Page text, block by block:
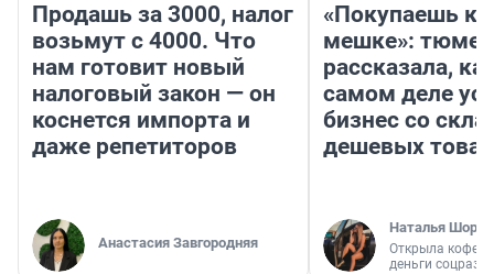
Продашь за 3000, налог
возьмут с 4000. Что
нам готовит новый
налоговый закон — он
коснется импорта и
даже репетиторов
Анастасия Завгородняя
«Покупаешь
мешке»:
рассказала,
самом деле
бизнес со
дешевых
Наталья
Открыла
деньги